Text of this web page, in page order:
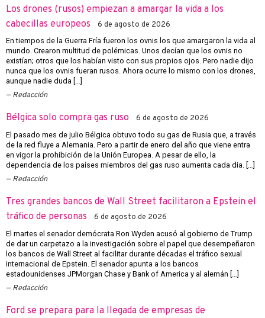
Los drones (rusos) empiezan a amargar la vida a los
cabecillas europeos
6 de agosto de 2026
En tiempos de la Guerra Fría fueron los ovnis los que amargaron la vida al
mundo. Crearon multitud de polémicas. Unos decían que los ovnis no
existían; otros que los habían visto con sus propios ojos. Pero nadie dijo
nunca que los ovnis fueran rusos. Ahora ocurre lo mismo con los drones,
aunque nadie duda […]
Redacción
Bélgica solo compra gas ruso 6 de agosto de 2026
El pasado mes de julio Bélgica obtuvo todo su gas de Rusia que, a través
de la red fluye a Alemania. Pero a partir de enero del año que viene entra
en vigor la prohibición de la Unión Europea. A pesar de ello, la
dependencia de los países miembros del gas ruso aumenta cada dia. […]
Redacción
Tres grandes bancos de Wall Street facilitaron a Epstein el
tráfico de personas
6 de agosto de 2026
El martes el senador demócrata Ron Wyden acusó al gobierno de Trump
de dar un carpetazo a la investigación sobre el papel que desempeñaron
los bancos de Wall Street al facilitar durante décadas el tráfico sexual
internacional de Epstein. El senador apunta a los bancos
estadounidenses JPMorgan Chase y Bank of America y al alemán […]
Redacción
Ford se prepara para la llegada de empresas de